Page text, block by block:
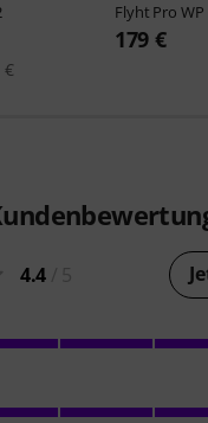
€
Flyht ProWP
179 €
4.4